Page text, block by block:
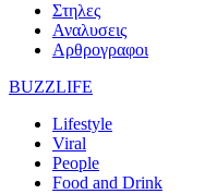
Στηλες
Αναλυσεις
Αρθρογραφοι
BUZZLIFE
Lifestyle
Viral
People
Food and Drink